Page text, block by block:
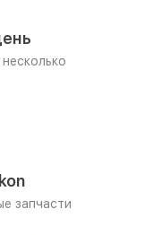
запчасти